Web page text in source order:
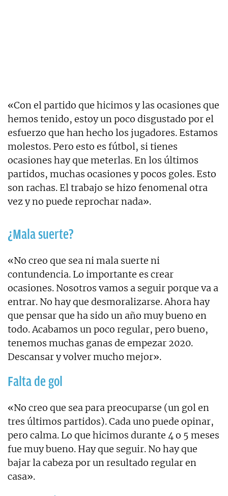
«Con el partido que hicimos y las ocasiones que
hemos tenido, estoy un poco disgustado por el
esfuerzo que han hecho los jugadores. Estamos
molestos. Pero esto es fútbol, si tienes
ocasiones hay que meterlas. En los últimos
partidos, muchas ocasiones y pocos goles. Esto
son rachas. El trabajo se hizo fenomenal otra
vez y no puede reprochar nada».
¿Mala suerte?
«No creo que sea ni mala suerte ni
contundencia. Lo importante es crear
ocasiones. Nosotros vamos a seguir porque va a
entrar. No hay que desmoralizarse. Ahora hay
que pensar que ha sido un año muy bueno en
todo. Acabamos un poco regular, pero bueno,
tenemos muchas ganas de empezar 2020.
Descansar y volver mucho mejor».
Falta de gol
«No creo que sea para preocuparse (un gol en
tres últimos partidos). Cada uno puede opinar,
pero calma. Lo que hicimos durante 4 o 5 meses
fue muy bueno. Hay que seguir. No hay que
bajar la cabeza por un resultado regular en
casa».